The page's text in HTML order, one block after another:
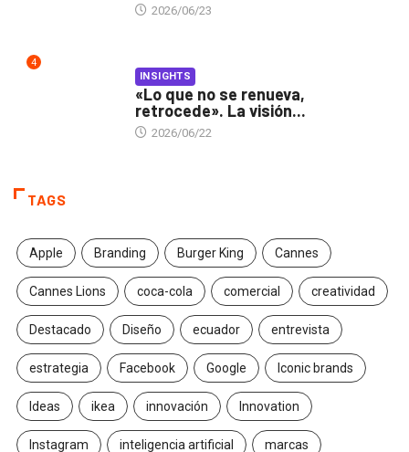
2026/06/23
4
INSIGHTS
«Lo que no se renueva,
retrocede». La visión...
2026/06/22
TAGS
Apple Branding Burger King Cannes
Cannes Lions coca-cola comercial creatividad
Destacado Diseño ecuador entrevista
estrategia Facebook Google Iconic brands
Ideas ikea innovación Innovation
Instagram inteligencia artificial marcas